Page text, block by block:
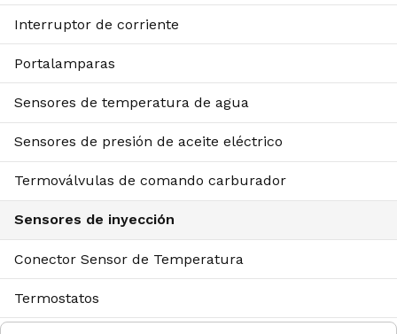
Interruptor de corriente
Portalamparas
Sensores de temperatura de agua
Sensores de presión de aceite eléctrico
Termoválvulas de comando carburador
Sensores de inyección
Conector Sensor de Temperatura
Termostatos